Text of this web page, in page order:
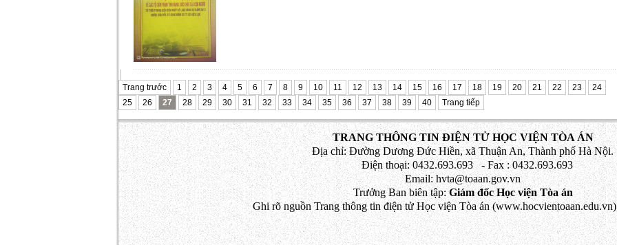
Trang trước 1 2 3 4 5 6 7 8 9 10 11 12 13 14 15 16 17 18 19 20 21 22 23
24
25
26 27 28 29 30 31 32 33 34 35 36 37 38 39 40 Trang tiếp
TRANG THÔNG TIN ĐIỆN TỬ HỌC VIỆN TÒA ÁN
Địa chỉ: Đường Dương Đức Hiền, xã Thuận An, Thành phố Hà Nội.
Điện thoại: 0432.693.693 - Fax : 0432.693.693
Email: hvta@toaan.gov.vn
Trưởng Ban biên tập:Giám đốc Học viện Tòa án
Ghi rõ nguồn Trang thông tin điện tử Học viện Tòa án